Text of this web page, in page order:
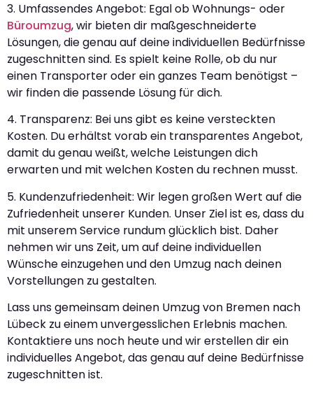
3. Umfassendes Angebot: Egal ob Wohnungs- oder
Büroumzug, wir bieten dir maßgeschneiderte
Lösungen, die genau auf deine individuellen Bedürfnisse
zugeschnitten sind. Es spielt keine Rolle, ob du nur
einen Transporter oder ein ganzes Team benötigst –
wir finden die passende Lösung für dich.
4. Transparenz: Bei uns gibt es keine versteckten
Kosten. Du erhältst vorab ein transparentes Angebot,
damit du genau weißt, welche Leistungen dich
erwarten und mit welchen Kosten du rechnen musst.
5. Kundenzufriedenheit: Wir legen großen Wert auf die
Zufriedenheit unserer Kunden. Unser Ziel ist es, dass du
mit unserem Service rundum glücklich bist. Daher
nehmen wir uns Zeit, um auf deine individuellen
Wünsche einzugehen und den Umzug nach deinen
Vorstellungen zu gestalten.
Lass uns gemeinsam deinen Umzug von Bremen nach
Lübeck zu einem unvergesslichen Erlebnis machen.
Kontaktiere uns noch heute und wir erstellen dir ein
individuelles Angebot, das genau auf deine Bedürfnisse
zugeschnitten ist.